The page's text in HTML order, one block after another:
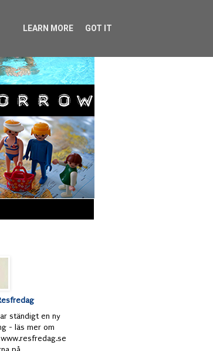
ständigt en ny
- läs mer om
LEARN MORE GOT IT